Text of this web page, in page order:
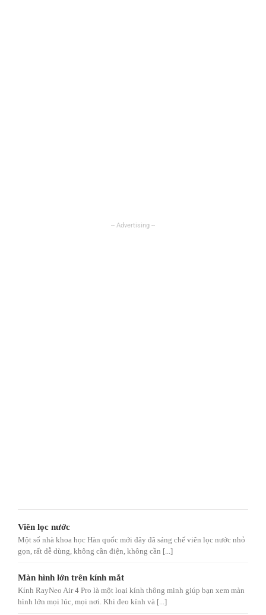
Viên lọc nước
Một số nhà khoa học Hàn quốc mới đây đã sáng chế viên lọc nước nhỏ
gọn, rất dễ dùng, không cần điện, không cần [...]
Màn hình lớn trên kính mắt
Kính RayNeo Air 4 Pro là một loại kính thông minh giúp bạn xem màn
hình lớn mọi lúc, mọi nơi. Khi đeo kính và [...]